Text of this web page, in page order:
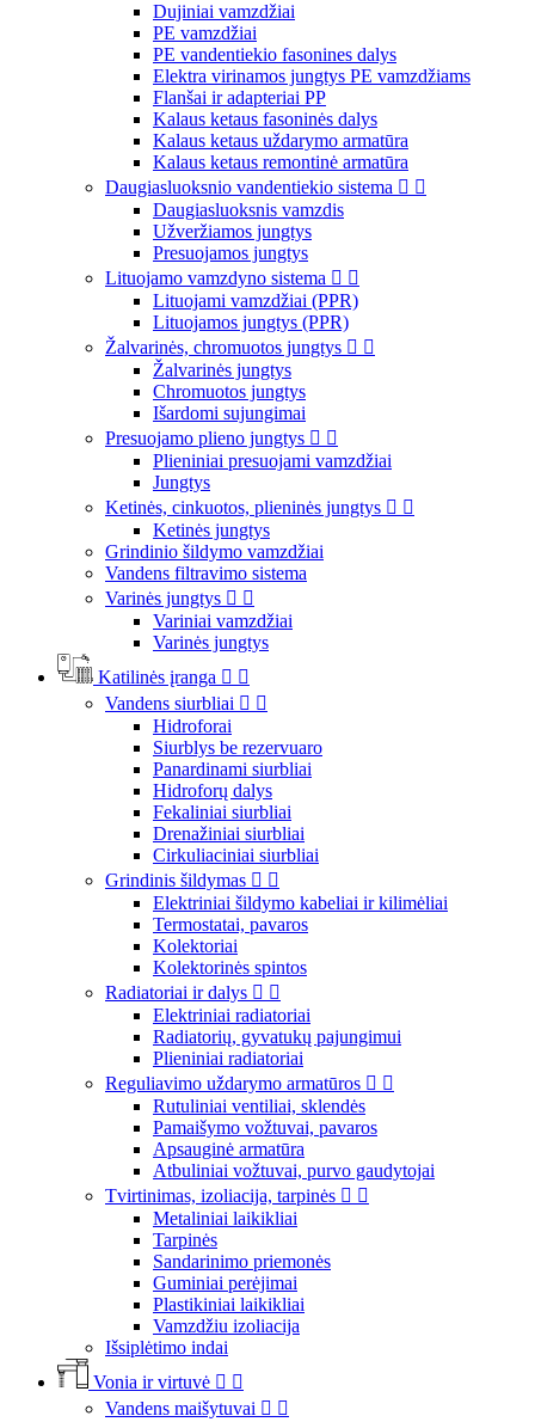
Dujiniai vamzdžiai
PE vamzdžiai
PE vandentiekio fasonines dalys
Elektra virinamos jungtys PE vamzdžiams
Flanšai ir adapteriai PP
Kalaus ketaus fasoninės dalys
Kalaus ketaus uždarymo armatūra
Kalaus ketaus remontinė armatūra
Daugiasluoksnio vandentiekio sistema  
Daugiasluoksnis vamzdis
Užveržiamos jungtys
Presuojamos jungtys
Lituojamo vamzdyno sistema  
Lituojami vamzdžiai (PPR)
Lituojamos jungtys (PPR)
Žalvarinės, chromuotos jungtys  
Žalvarinės jungtys
Chromuotos jungtys
Išardomi sujungimai
Presuojamo plieno jungtys  
Plieniniai presuojami vamzdžiai
Jungtys
Ketinės, cinkuotos, plieninės jungtys  
Ketinės jungtys
Grindinio šildymo vamzdžiai
Vandens filtravimo sistema
Varinės jungtys  
Variniai vamzdžiai
Varinės jungtys
Katilinės įranga  
Vandens siurbliai  
Hidroforai
Siurblys be rezervuaro
Panardinami siurbliai
Hidroforų dalys
Fekaliniai siurbliai
Drenažiniai siurbliai
Cirkuliaciniai siurbliai
Grindinis šildymas  
Elektriniai šildymo kabeliai ir kilimėliai
Termostatai, pavaros
Kolektoriai
Kolektorinės spintos
Radiatoriai ir dalys  
Elektriniai radiatoriai
Radiatorių, gyvatukų pajungimui
Plieniniai radiatoriai
Reguliavimo uždarymo armatūros  
Rutuliniai ventiliai, sklendės
Pamaišymo vožtuvai, pavaros
Apsauginė armatūra
Atbuliniai vožtuvai, purvo gaudytojai
Tvirtinimas, izoliacija, tarpinės  
Metaliniai laikikliai
Tarpinės
Sandarinimo priemonės
Guminiai perėjimai
Plastikiniai laikikliai
Vamzdžiu izoliacija
Išsiplėtimo indai
Vonia ir virtuvė  
Vandens maišytuvai  